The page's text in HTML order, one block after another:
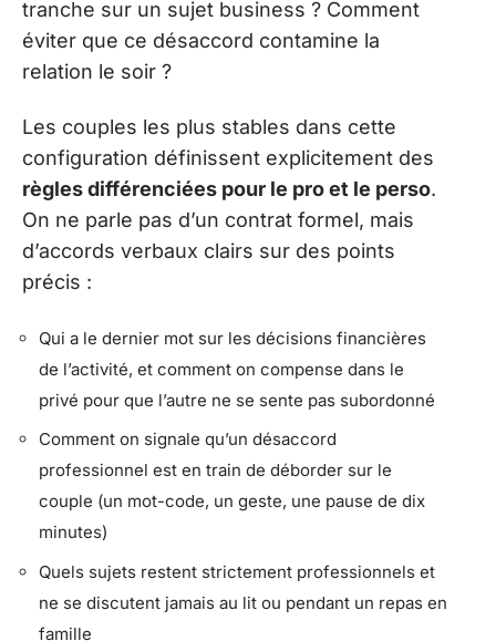
tranche sur un sujet business ? Comment
éviter que ce désaccord contamine la
relation le soir ?
Les couples les plus stables dans cette
configuration définissent explicitement des
règles différenciées pour le pro et le perso.
On ne parle pas d’un contrat formel, mais
d’accords verbaux clairs sur des points
précis :
Qui a le dernier mot sur les décisions financières
de l’activité, et comment on compense dans le
privé pour que l’autre ne se sente pas subordonné
Comment on signale qu’un désaccord
professionnel est en train de déborder sur le
couple (un mot-code, un geste, une pause de dix
minutes)
Quels sujets restent strictement professionnels et
ne se discutent jamais au lit ou pendant un repas en
famille